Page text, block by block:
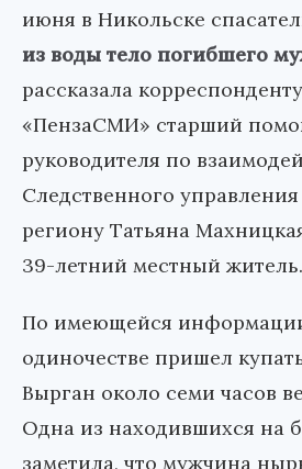
июня в Никольске
из воды тело погибшего
рассказала
«ПензаСМИ» старший
руководителя по
Следственного
региону Татьяна
39-летний местный житель.
По имеющейся
одиночестве пришел
Вырган около семи часов
Одна из находившихся на
заметила, что мужчина